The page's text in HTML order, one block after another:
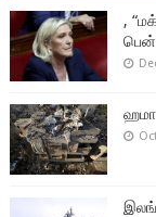
,
பென்